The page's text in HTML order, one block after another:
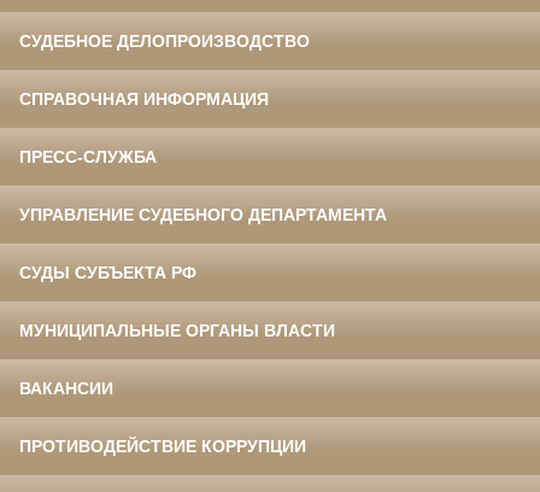
СУДЕБНОЕ ДЕЛОПРОИЗВОДСТВО
СПРАВОЧНАЯ ИНФОРМАЦИЯ
ПРЕСС-СЛУЖБА
УПРАВЛЕНИЕ СУДЕБНОГО ДЕПАРТАМЕНТА
СУДЫ СУБЪЕКТА РФ
МУНИЦИПАЛЬНЫЕ ОРГАНЫ ВЛАСТИ
ВАКАНСИИ
ПРОТИВОДЕЙСТВИЕ КОРРУПЦИИ